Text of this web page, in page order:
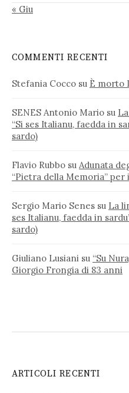
« Giu
COMMENTI RECENTI
Stefania Cocco su È morto
SENES Antonio Mario su
“Si ses Italianu, faedda in
sardo)
Flavio Rubbo su Adunata
“Pietra della Memoria” per
Sergio Mario Senes su La
ses Italianu, faedda in
sardo)
Giuliano Lusiani su “Su
Giorgio Frongia di 83 anni
ARTICOLI RECENTI